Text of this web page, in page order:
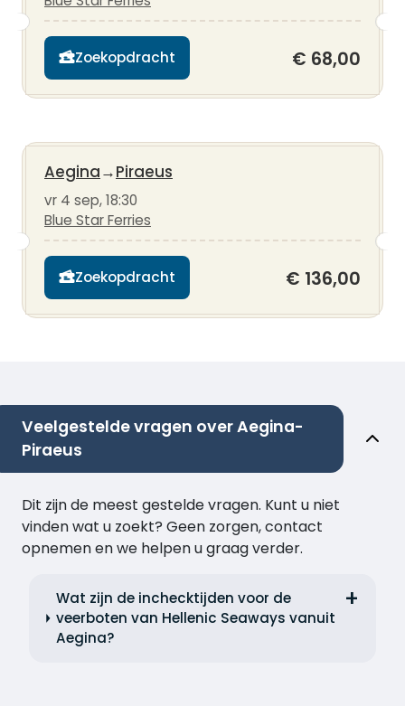
Zoekopdracht € 68,00
Aegina→Piraeus
vr 4 sep, 18:30
Blue Star Ferries
Zoekopdracht € 136,00
Veelgestelde vragen over Aegina-
Piraeus
Dit zijn de meest gestelde vragen. Kunt u niet
vinden wat u zoekt? Geen zorgen, contact
opnemen en we helpen u graag verder.
Wat zijn de inchecktijden voor de
veerboten van Hellenic Seaways vanuit
Aegina?